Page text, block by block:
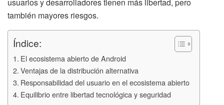
también mayores riesgos.
Índice:
El ecosistema abierto de Android
Ventajas de la distribución alternativa
Responsabilidad del usuario en el ecosistema abierto
Equilibrio entre libertad tecnológica y seguridad